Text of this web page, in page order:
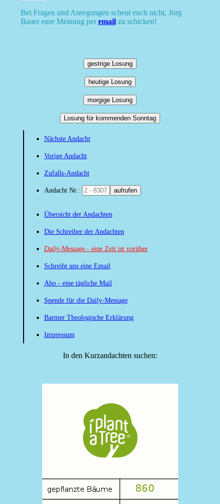
Bei Fragen und Anregungen scheut euch nicht, Jörg
Bauer eure Meinung peremailzu schicken!
gestrige Losung
heutige Losung
morgige Losung
Losung für kommenden Sonntag
Nächste Andacht
Vorige Andacht
Zufalls-Andacht
Andacht Nr.: aufrufen
Übersicht der Andachten
Die Schreiber der Andachten
Daily-Message - eine Zeit ist vorüber
Schreibt uns eine Email
Abo - eine tägliche Mail
Spende für die Daily-Message
Barmer Theologische Erklärung
Impressum
In den Kurzandachten suchen: